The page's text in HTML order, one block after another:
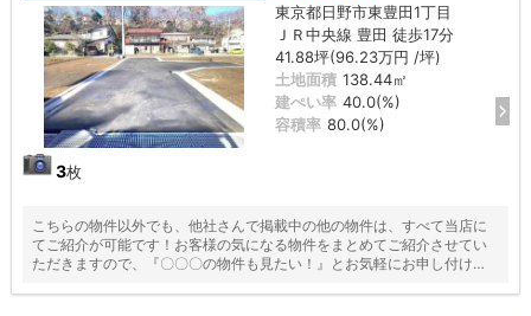
3枚
東京都日野市東豊田1丁目
ＪＲ中央線 豊田 徒歩17分
41.88坪(96.23万円 /坪)
土地面積 138.44㎡
建ぺい率 40.0(%)
容積率 80.0(%)
こちらの物件以外でも、他社さんで掲載中の他の物件は、すべて当店に
てご紹介が可能です！お客様の気になる物件をまとめてご紹介させてい
ただきますので、『〇〇〇の物件も見たい！』とお気軽にお申し付けく